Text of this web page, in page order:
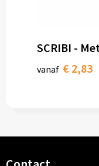
SCRIBI -
vanaf € 2,83